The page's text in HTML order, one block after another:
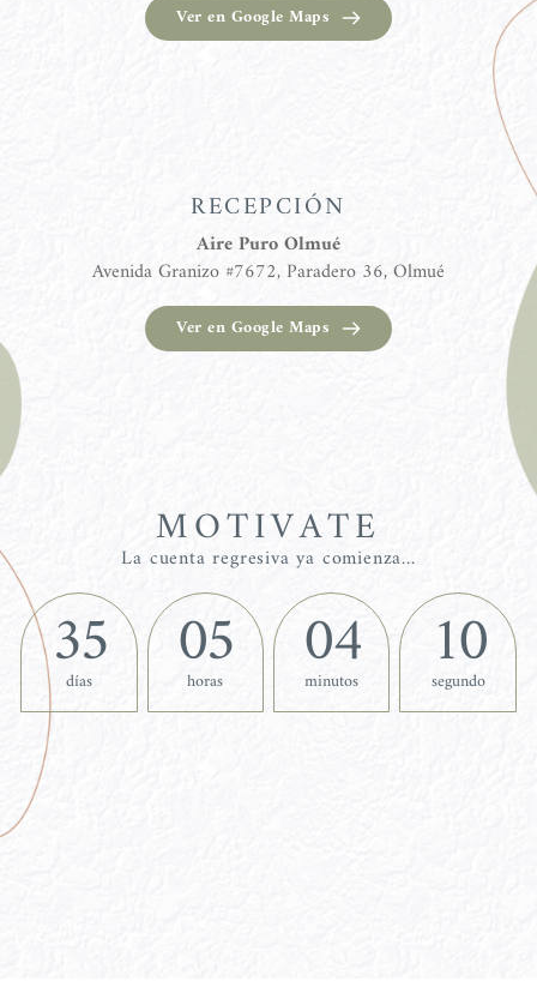
Ver en Google Maps
RECEPCIÓN
Aire Puro Olmué
Avenida Granizo #7672, Paradero 36, Olmué
Ver en Google Maps
MOTIVATE
La cuenta regresiva ya comienza...
35
días 05
horas 04
minutos 09
segundo